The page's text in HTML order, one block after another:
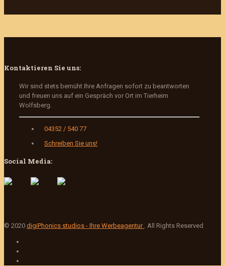
Kontaktieren Sie uns:
Wir sind stets bemüht Ihre Anfragen sofort zu beantworten
und freuen uns auf ein Gespräch vor Ort im Tierheim
Wolfsberg.
04352 / 540 77
Schreiben Sie uns!
Social Media:
© 2020 digiPhonics studios - Ihre Werbeagentur . All Rights Reserved